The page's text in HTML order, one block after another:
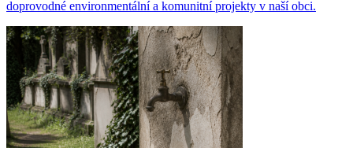
doprovodné environmentální a komunitní projekty v naší obci.